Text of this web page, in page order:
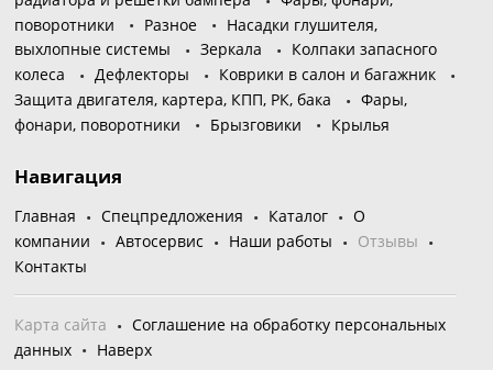
поворотники
Разное
Насадки глушителя,
выхлопные системы
Зеркала
Колпаки запасного
колеса
Дефлекторы
Коврики в салон и багажник
Защита двигателя, картера, КПП, РК, бака
Фары,
фонари, поворотники
Брызговики Крылья
Навигация
Главная Спецпредложения Каталог
О
компании
Автосервис Наши работы
Отзывы
Контакты
Карта сайта
Соглашение на обработку персональных
данных
Наверх